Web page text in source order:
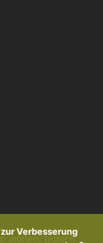
wollen, jedoch
Verbesserung